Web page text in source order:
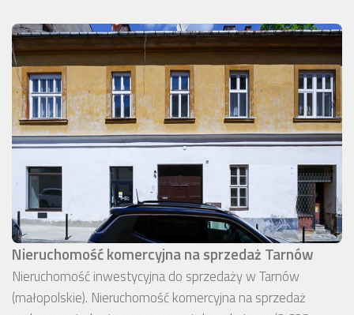
Nieruchomość komercyjna na sprzedaż Tarnów
Nieruchomość inwestycyjna do sprzedaży w Tarnów
(małopolskie). Nieruchomość komercyjna na sprzedaż